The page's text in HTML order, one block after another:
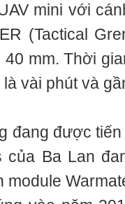
mini với
(Tactical
mm. Thời
vài phút và
đang được
của Ba Lan